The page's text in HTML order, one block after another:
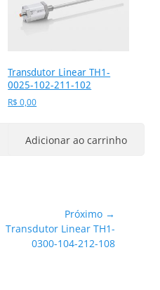
Transdutor Linear TH1-
0025-102-211-102
R$ 0,00
Adicionar ao carrinho
Próximo →
Próximo
Transdutor Linear TH1-
0300-104-212-108